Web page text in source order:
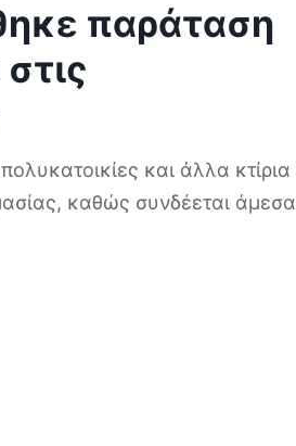
παράταση
και άλλα κτίρια
καθώς συνδέεται άμεσα